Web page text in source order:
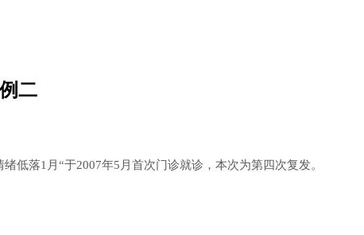
二
绪低落1月“于2007年5月首次门诊就诊，本次为第四次复发。